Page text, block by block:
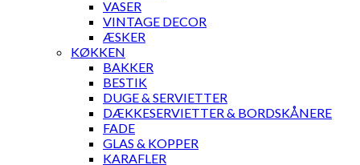
VASER
VINTAGE DECOR
ÆSKER
KØKKEN
BAKKER
BESTIK
DUGE & SERVIETTER
DÆKKESERVIETTER & BORDSKÅNERE
FADE
GLAS & KOPPER
KARAFLER